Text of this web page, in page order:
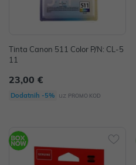
Tinta Canon 511 Color P/N: CL-5
11
23,00 €
Dodatnih -5% uz PROMO KOD